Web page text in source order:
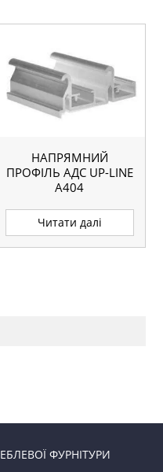
НАПРЯМНИЙ
ПРОФІЛЬ АДС UP-LINE
А404
Читати далі
ФУРНІТУРИ